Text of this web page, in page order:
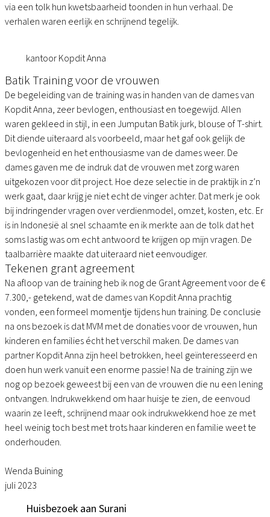
via een tolk hun kwetsbaarheid toonden in hun verhaal. De
verhalen waren eerlijk en schrijnend tegelijk.
kantoor Kopdit Anna
Batik Training voor de vrouwen
De begeleiding van de training was in handen van de dames van
Kopdit Anna, zeer bevlogen, enthousiast en toegewijd. Allen
waren gekleed in stijl, in een Jumputan Batik jurk, blouse of T-shirt.
Dit diende uiteraard als voorbeeld, maar het gaf ook gelijk de
bevlogenheid en het enthousiasme van de dames weer. De
dames gaven me de indruk dat de vrouwen met zorg waren
uitgekozen voor dit project. Hoe deze selectie in de praktijk in z’n
werk gaat, daar krijg je niet echt de vinger achter. Dat merk je ook
bij indringender vragen over verdienmodel, omzet, kosten, etc. Er
is in Indonesië al snel schaamte en ik merkte aan de tolk dat het
soms lastig was om echt antwoord te krijgen op mijn vragen. De
taalbarrière maakte dat uiteraard niet eenvoudiger.​
Tekenen grant agreement
Na afloop van de training heb ik nog de Grant Agreement voor de €
7.300,- getekend, wat de dames van Kopdit Anna prachtig
vonden, een formeel momentje tijdens hun training. De conclusie
na ons bezoek is dat MVM met de donaties voor de vrouwen, hun
kinderen en families écht het verschil maken. De dames van
partner Kopdit Anna zijn heel betrokken, heel geïnteresseerd en
doen hun werk vanuit een enorme passie! Na de training zijn we
nog op bezoek geweest bij een van de vrouwen die nu een lening
ontvangen. Indrukwekkend om haar huisje te zien, de eenvoud
waarin ze leeft, schrijnend maar ook indrukwekkend hoe ze met
heel weinig toch best met trots haar kinderen en familie weet te
onderhouden.​
Wenda Buining
juli 2023
Huisbezoek aan Surani